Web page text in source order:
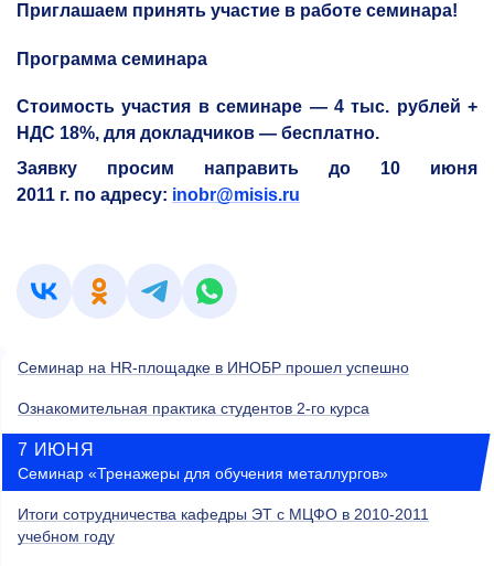
Приглашаем принять участие в работе семинара!
Программа семинара
Стоимость участия в семинаре — 4 тыс. рублей +
НДС 18%, для докладчиков — бесплатно.
Заявку просим направить до 10 июня
2011 г. по адресу: inobr@misis.ru
Семинар на HR-площадке в ИНОБР прошел успешно
Ознакомительная практика студентов 2-го курса
7 ИЮНЯ
Семинар «Тренажеры для обучения металлургов»
Итоги сотрудничества кафедры ЭТ с МЦФО в 2010-2011
учебном году